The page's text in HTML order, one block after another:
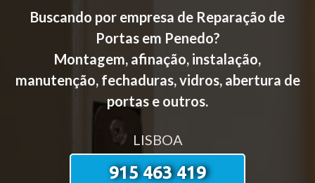
Buscando por empresa de Reparação de
Portas em Penedo?
Montagem, afinação, instalação,
manutenção, fechaduras, vidros, abertura de
portas e outros.
LISBOA
915 463 419